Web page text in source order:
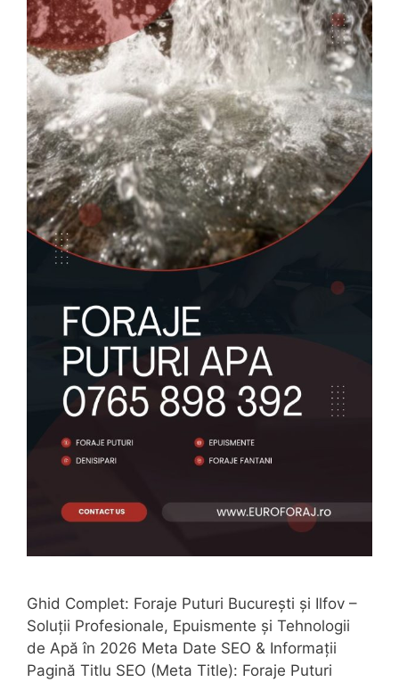
Ghid Complet: Foraje Puturi București și Ilfov –
Soluții Profesionale, Epuismente și Tehnologii
de Apă în 2026 Meta Date SEO & Informații
Pagină Titlu SEO (Meta Title): Foraje Puturi